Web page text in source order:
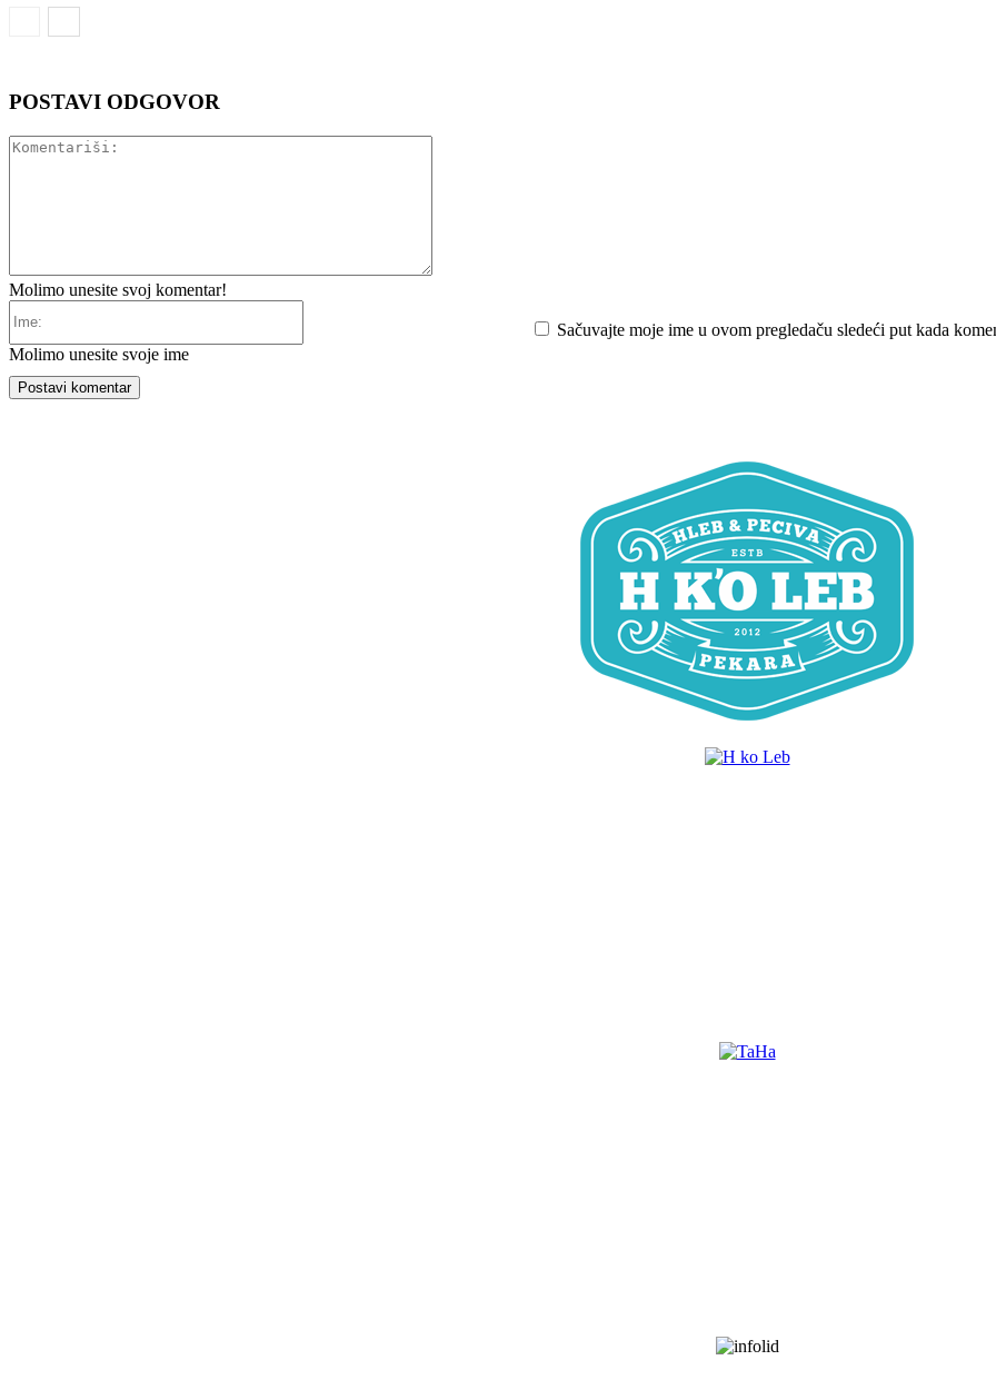
POSTAVI ODGOVOR
Molimo unesite svoj komentar!
Molimo unesite svoje ime
Sačuvajte moje ime u ovom pregledaču sledeći put kada